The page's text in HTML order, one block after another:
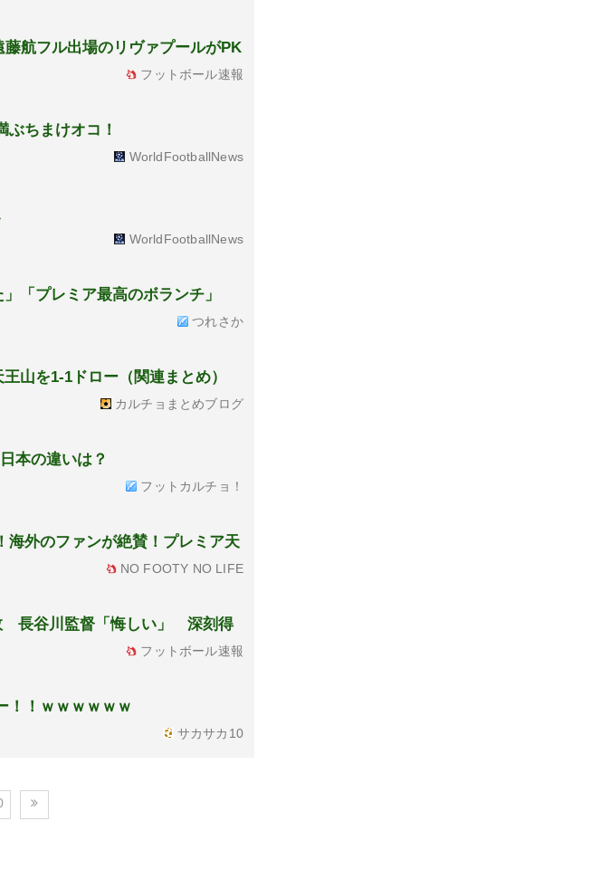
航フル出場のリヴァプールがPK
フットボール速報
ちまけオコ！
WorldFootballNews
WorldFootballNews
「プレミア最高のボランチ」
つれさか
山を1-1ドロー（関連まとめ）
カルチョまとめブログ
本の違いは？
フットカルチョ！
海外のファンが絶賛！プレミア天
NO FOOTY NO LIFE
長谷川監督「悔しい」 深刻得
フットボール速報
！！ｗｗｗｗｗｗ
サカサカ10